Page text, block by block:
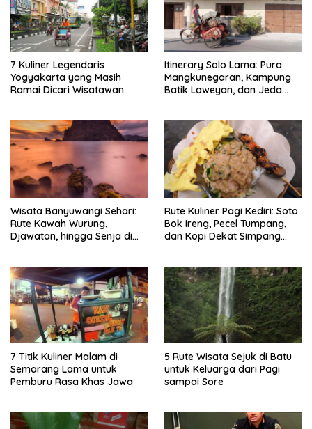
7 Kuliner Legendaris
Yogyakarta yang Masih
Ramai Dicari Wisatawan
Itinerary Solo Lama: Pura
Mangkunegaran, Kampung
Batik Laweyan, dan Jeda
Wisata Banyuwangi Sehari:
Rute Kawah Wurung,
Djawatan, hingga Senja di
Rute Kuliner Pagi Kediri: Soto
Bok Ireng, Pecel Tumpang,
dan Kopi Dekat Simpang
7 Titik Kuliner Malam di
Semarang Lama untuk
Pemburu Rasa Khas Jawa
5 Rute Wisata Sejuk di Batu
untuk Keluarga dari Pagi
sampai Sore